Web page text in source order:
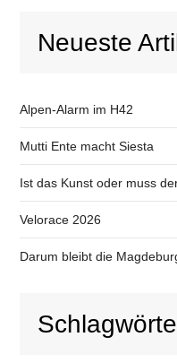
Neueste
Alpen-Alarm im H42
Mutti Ente macht Siesta
Ist das Kunst oder muss
Velorace 2026
Darum bleibt die